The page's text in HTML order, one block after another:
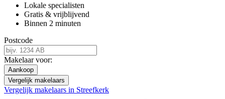
Lokale specialisten
Gratis & vrijblijvend
Binnen 2 minuten
Postcode
Makelaar voor:
Aankoop
Vergelijk makelaars
Vergelijk makelaars in Streefkerk